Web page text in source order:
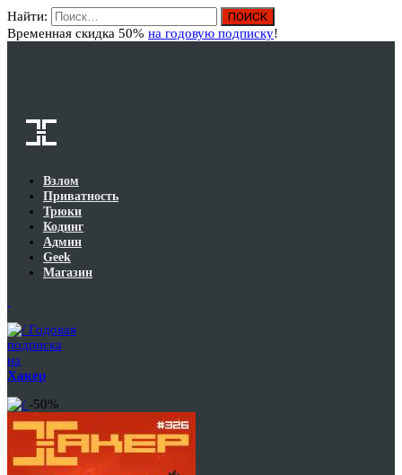
Найти:
Временная скидка 50% на годовую подписку!
Взлом
Приватность
Трюки
Кодинг
Админ
Geek
Магазин
Годовая
подписка
на
Хакер
-50%